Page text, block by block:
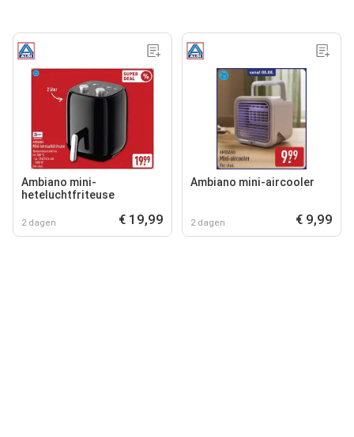
Ambiano mini-
heteluchtfriteuse
2 dagen € 19,99
Ambiano mini-aircooler
2 dagen € 9,99